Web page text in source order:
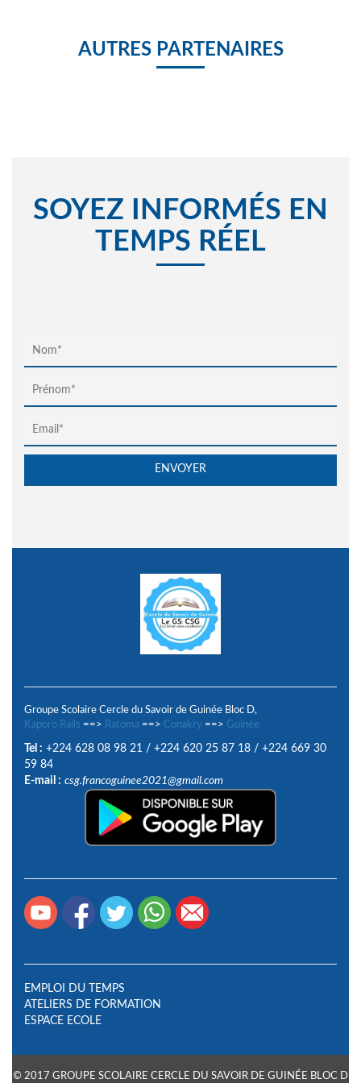
AUTRES PARTENAIRES
SOYEZ INFORMÉS EN
TEMPS RÉEL
Groupe Scolaire Cercle du Savoir de Guinée Bloc D,
Kaporo Rails ==> Ratoma ==> Conakry ==> Guinée
Tel : +224 628 08 98 21 / +224 620 25 87 18 / +224 669 30
59 84
E-mail : csg.francoguinee2021@gmail.com
EMPLOI DU TEMPS
ATELIERS DE FORMATION
ESPACE ECOLE
© 2017 GROUPE SCOLAIRE CERCLE DU SAVOIR DE GUINÉE BLOC D